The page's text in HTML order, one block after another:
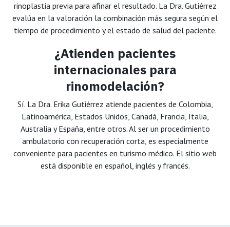
rinoplastia previa para afinar el resultado. La Dra. Gutiérrez
evalúa en la valoración la combinación más segura según el
tiempo de procedimiento y el estado de salud del paciente.
¿Atienden pacientes
internacionales para
rinomodelación?
Sí. La Dra. Erika Gutiérrez atiende pacientes de Colombia,
Latinoamérica, Estados Unidos, Canadá, Francia, Italia,
Australia y España, entre otros. Al ser un procedimiento
ambulatorio con recuperación corta, es especialmente
conveniente para pacientes en turismo médico. El sitio web
está disponible en español, inglés y francés.